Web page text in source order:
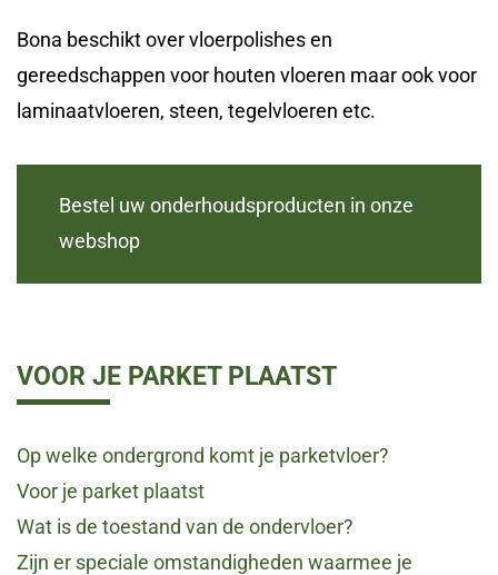
Bona beschikt over vloerpolishes en
gereedschappen voor houten vloeren maar ook voor
laminaatvloeren, steen, tegelvloeren etc.
Bestel uw onderhoudsproducten in onze
webshop
VOOR JE PARKET PLAATST
Op welke ondergrond komt je parketvloer?
Voor je parket plaatst
Wat is de toestand van de ondervloer?
Zijn er speciale omstandigheden waarmee je